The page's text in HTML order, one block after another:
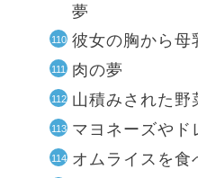
夢
彼女の胸から母
肉の夢
山積みされた野
マヨネーズやド
オムライスを食